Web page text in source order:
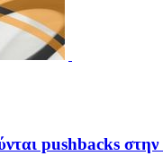
pushbacks